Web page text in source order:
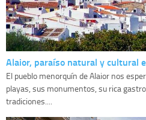
Alaior, paraíso natural y cultural
El pueblo menorquín de Alaior nos
playas, sus monumentos, su rica
tradiciones....